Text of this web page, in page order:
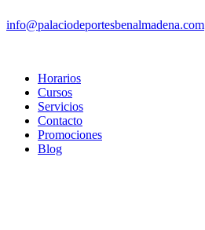
info@palaciodeportesbenalmadena.com
Horarios
Cursos
Servicios
Contacto
Promociones
Blog